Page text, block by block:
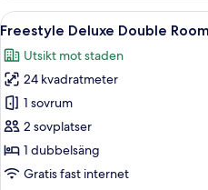
City
Tour
Tickets
(provided
per
night)
PKG]
Standard
Twin
Yellow
Balloon
City
Tour
Tickets
Öppna
alla
foton
för
Freestyle
Deluxe
Double
Room
8
Freestyle Deluxe Double Room
Utsikt mot staden
24 kvadratmeter
1 sovrum
2 sovplatser
1 dubbelsäng
Gratis fast internet